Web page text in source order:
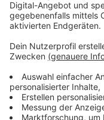
Anzeige
Weitere Infos
Anzeige